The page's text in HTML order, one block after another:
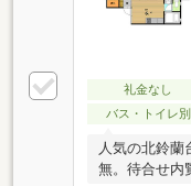
礼金なし
バス・トイレ別
人気の北鈴蘭
無。待合せ内